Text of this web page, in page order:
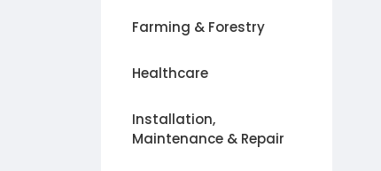
Farming & Forestry
Healthcare
Installation,
Maintenance & Repair